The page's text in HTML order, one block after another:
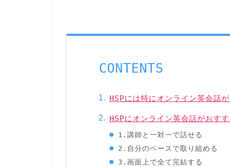
CONTENTS
HSPには特にオンライン英会話
HSPにオンライン英会話がおす
1.講師と一対一で話せる
2.自分のペースで取り組める
3.画面上で全て完結する